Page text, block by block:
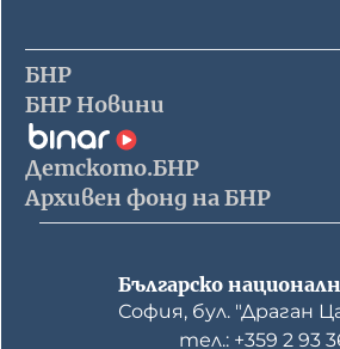
БНР
БНР Новини
Детското.БНР
Архивен фонд на БНР
Българско
София, бул. "Драган
тел.: +359 2 93